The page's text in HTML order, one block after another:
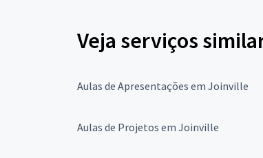
Veja serviços
Aulas de Apresentações em Joinville
Aulas de Projetos em Joinville